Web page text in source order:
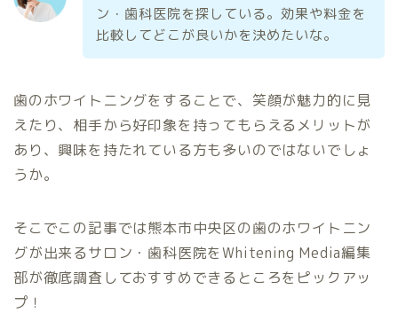
ン・歯科医院を探している。効果や料金を
比較してどこが良いかを決めたいな。
歯のホワイトニングをすることで、笑顔が魅力的に見
えたり、相手から好印象を持ってもらえるメリットが
あり、興味を持たれている方も多いのではないでしょ
うか。
そこでこの記事では熊本市中央区の歯のホワイトニン
グが出来るサロン・歯科医院をWhitening Media編集
部が徹底調査しておすすめできるところをピックアッ
プ！